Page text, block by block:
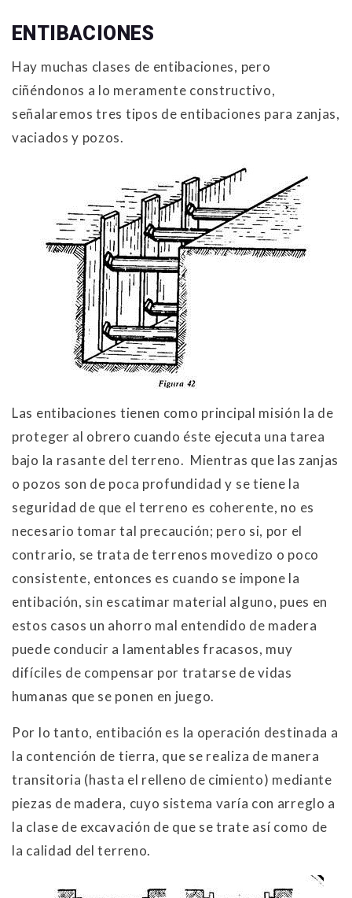
ENTIBACIONES
Hay muchas clases de entibaciones, pero
ciñéndonos a lo meramente constructivo,
señalaremos tres tipos de entibaciones para zanjas,
vaciados y pozos.
Las entibaciones tienen como principal misión la de
proteger al obrero cuando éste ejecuta una tarea
bajo la rasante del terreno. Mientras que las zanjas
o pozos son de poca profundidad y se tiene la
seguridad de que el terreno es coherente, no es
necesario tomar tal precaución; pero si, por el
contrario, se trata de terrenos movedizo o poco
consistente, entonces es cuando se impone la
entibación, sin escatimar material alguno, pues en
estos casos un ahorro mal entendido de madera
puede conducir a lamentables fracasos, muy
difíciles de compensar por tratarse de vidas
humanas que se ponen en juego.
Por lo tanto, entibación es la operación destinada a
la contención de tierra, que se realiza de manera
transitoria (hasta el relleno de cimiento) mediante
piezas de madera, cuyo sistema varía con arreglo a
la clase de excavación de que se trate así como de
la calidad del terreno.